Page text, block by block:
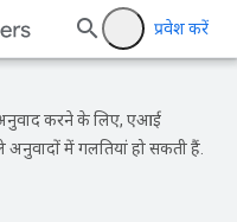
प्रवेश करें
करने के लिए, एआई
में गलतियां हो सकती हैं.